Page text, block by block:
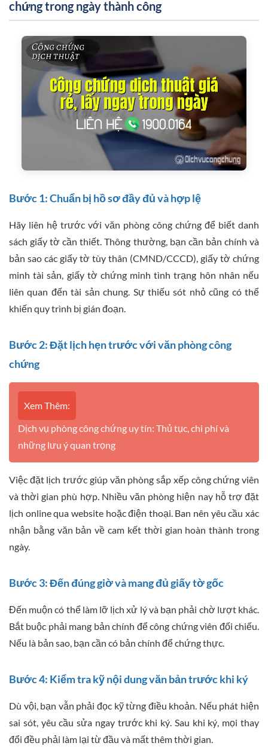
chứng trong ngày thành công
Bước 1: Chuẩn bị hồ sơ đầy đủ và hợp lệ
Hãy liên hệ trước với văn phòng công chứng để biết danh
sách giấy tờ cần thiết. Thông thường, bạn cần bản chính và
bản sao các giấy tờ tùy thân (CMND/CCCD), giấy tờ chứng
minh tài sản, giấy tờ chứng minh tình trạng hôn nhân nếu
liên quan đến tài sản chung. Sự thiếu sót nhỏ cũng có thể
khiến quy trình bị gián đoạn.
Bước 2: Đặt lịch hẹn trước với văn phòng công
chứng
Xem Thêm:
Dịch vụ phòng công chứng uy tín: Thủ tục, chi phí và
những lưu ý quan trọng
Việc đặt lịch trước giúp văn phòng sắp xếp công chứng viên
và thời gian phù hợp. Nhiều văn phòng hiện nay hỗ trợ đặt
lịch online qua website hoặc điện thoại. Ban nên yêu cầu xác
nhận bằng văn bản về cam kết thời gian hoàn thành trong
ngày.
Bước 3: Đến đúng giờ và mang đủ giấy tờ gốc
Đến muộn có thể làm lỡ lịch xử lý và bạn phải chờ lượt khác.
Bắt buộc phải mang bản chính để công chứng viên đối chiếu.
Nếu là bản sao, bạn cần có bản chính để chứng thực.
Bước 4: Kiểm tra kỹ nội dung văn bản trước khi ký
Dù vội, bạn vẫn phải đọc kỹ từng điều khoản. Nếu phát hiện
sai sót, yêu cầu sửa ngay trước khi ký. Sau khi ký, mọi thay
đổi đều phải làm lại từ đầu và mất thêm thời gian.